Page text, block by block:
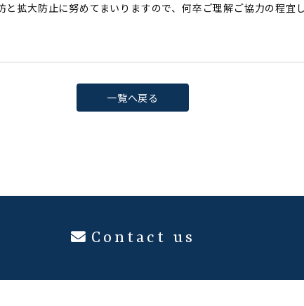
拡大防止に努めてまいりますので、何卒ご理解ご協力の程宜
一覧へ戻る
Contact us